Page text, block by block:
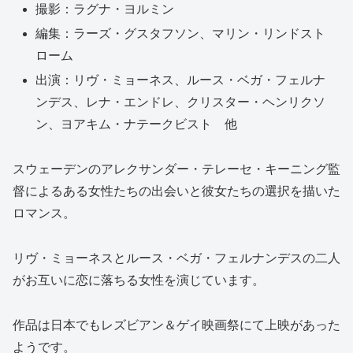
撮影：ラグナ・ヨルミン
編集：ラーズ・グスタフソン、マリン・リンドスト
ローム
出演：リヴ・ミョーネス、ルース・ベガ・フェルナ
ンデス、レナ・エンドレ、クリスター・ヘンリクソ
ン、ヨアキム・ナテークビスト 他
スウェーデンのアレクサンダー・テレーセ・キーニング監
督によるある女性たちの出会いと彼女たちの選択を描いた
ロマンス。
リヴ・ミョーネスとルース・ベガ・フェルナンデスの二人
がお互いに恋に落ちる女性を演じています。
作品は日本でもレズビアン＆ゲイ映画祭にて上映があった
ようです。